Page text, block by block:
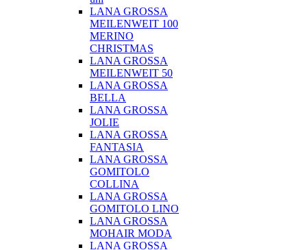
LANA GROSSA
MEILENWEIT 100
MERINO
CHRISTMAS
LANA GROSSA
MEILENWEIT 50
LANA GROSSA
BELLA
LANA GROSSA
JOLIE
LANA GROSSA
FANTASIA
LANA GROSSA
GOMITOLO
COLLINA
LANA GROSSA
GOMITOLO LINO
LANA GROSSA
MOHAIR MODA
LANA GROSSA